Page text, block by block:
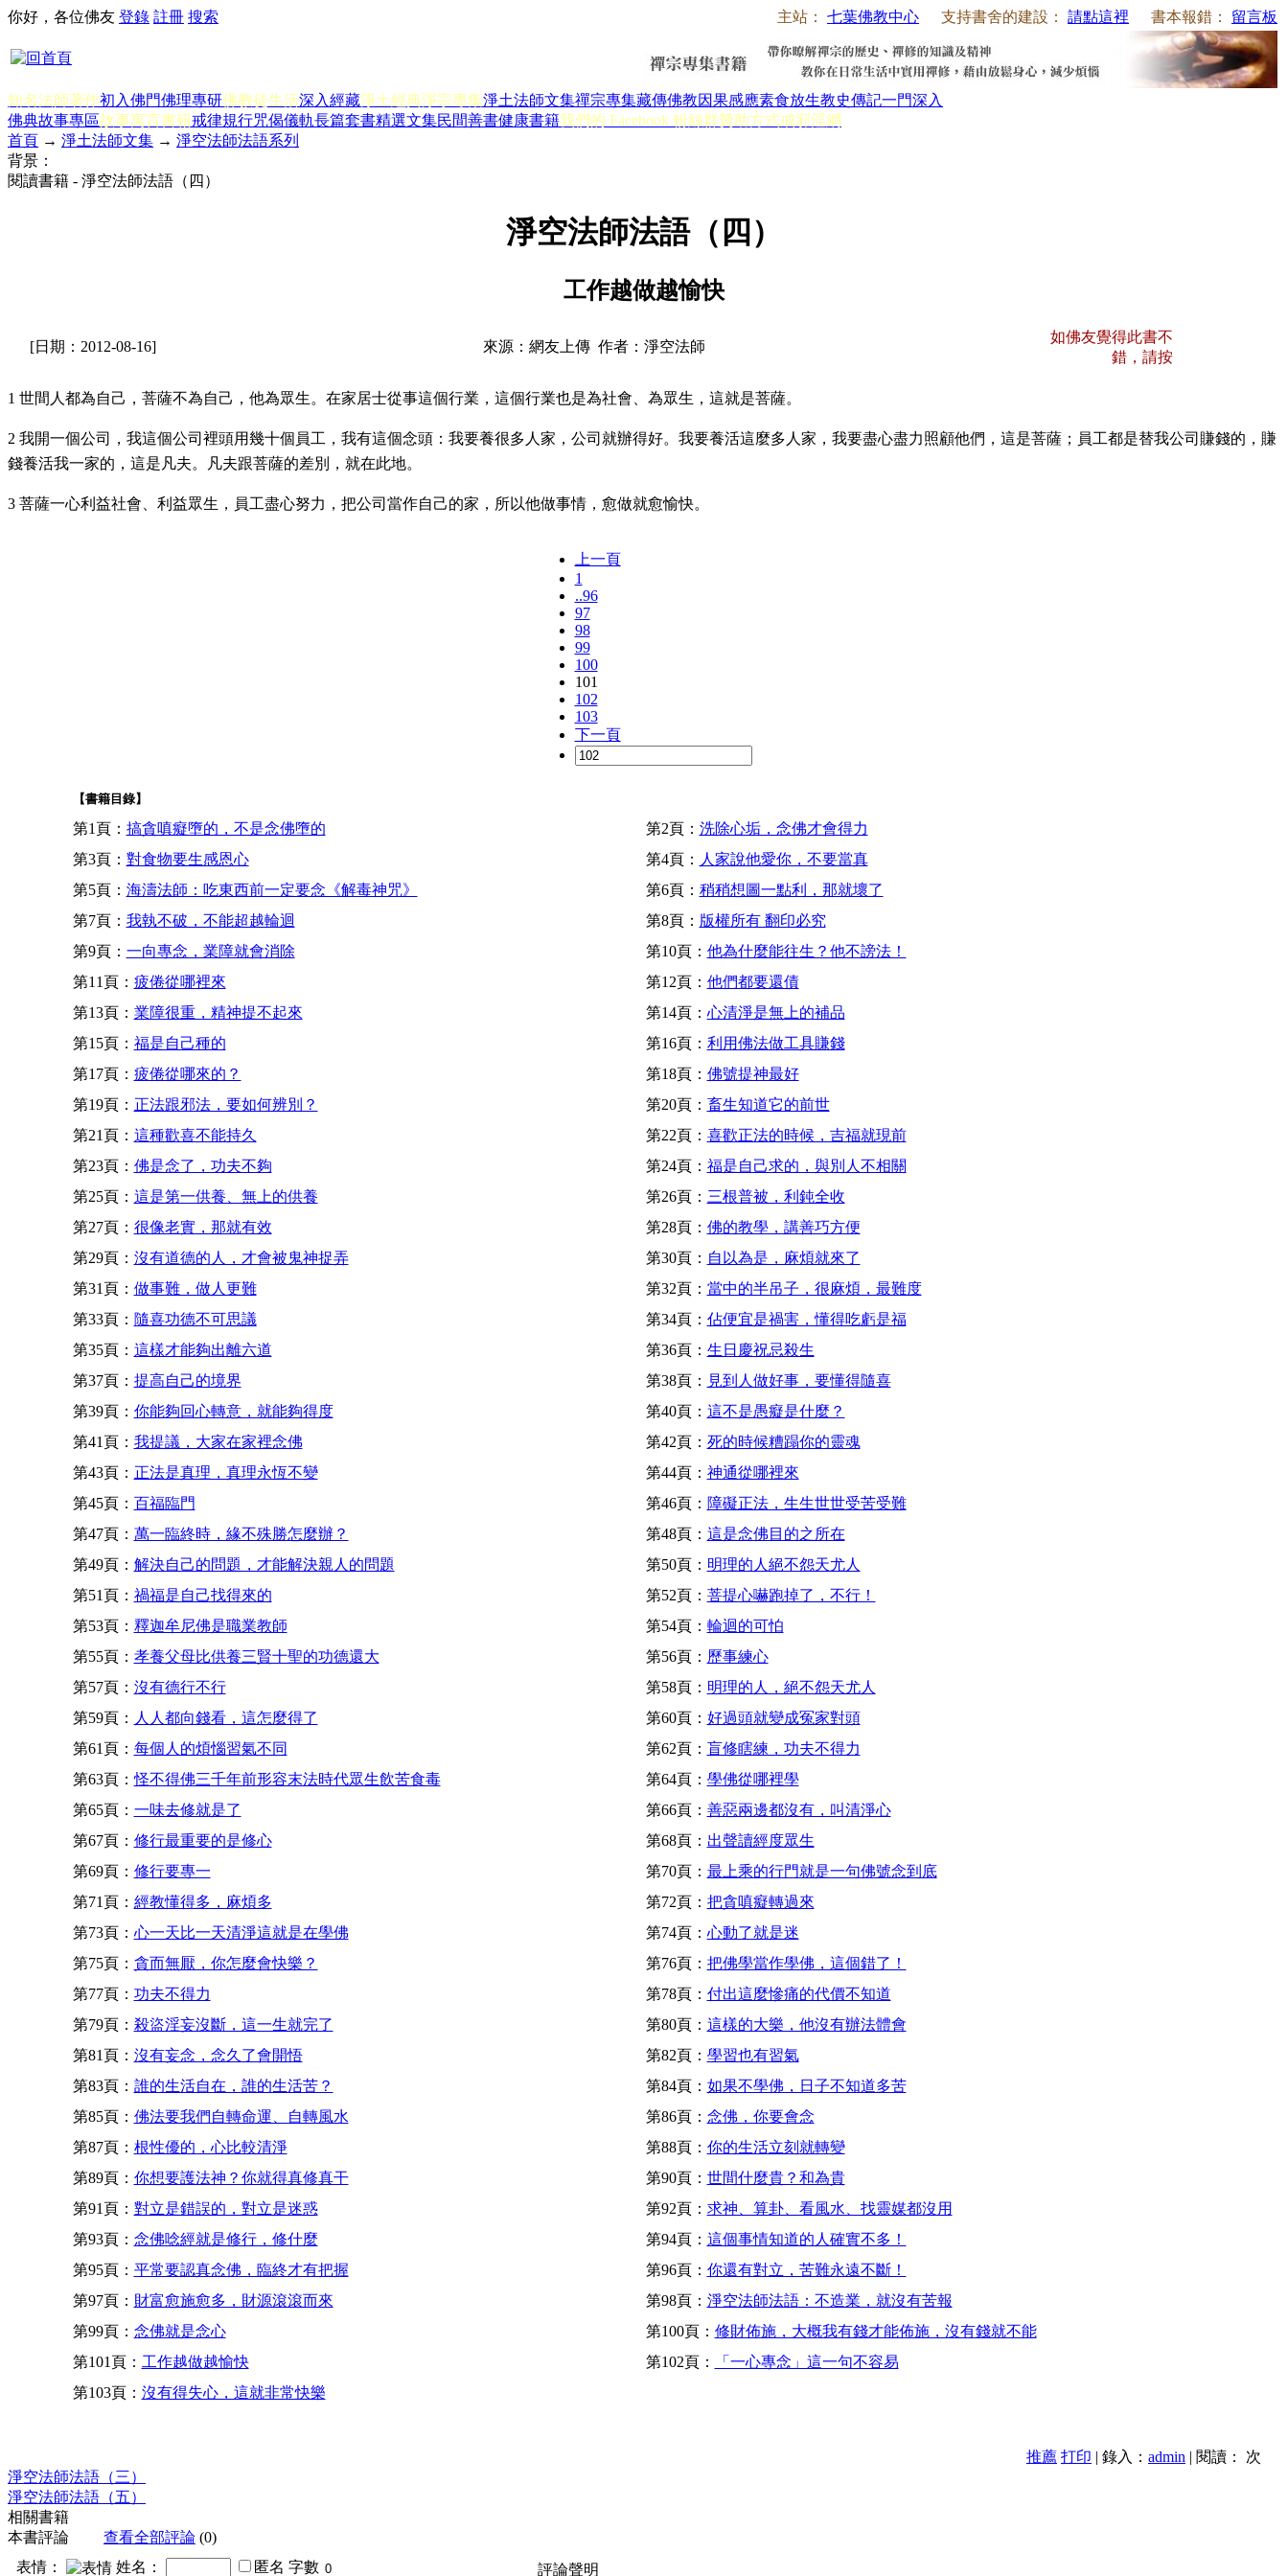
主站： 七葉佛教中心 支持書舍的建設： 請點這裡 書本報錯： 留言板
你好，各位佛友 登錄 註冊 搜索
知名法師著作初入佛門佛理專研佛教徒生活深入經藏淨土經典淨宗專集淨土法師文集禪宗專集藏傳佛教因果感應素食放生教史傳記一門深入
佛典故事專區故事寓言書籍戒律規行咒偈儀軌長篇套書精選文集民間善書健康書籍我們的 Facebook 粉絲群贊助方式戒邪淫網
首頁 → 淨土法師文集 → 淨空法師法語系列
背景：
閱讀書籍 - 淨空法師法語（四）
淨空法師法語（四）
工作越做越愉快
[日期：2012-08-16] 來源：網友上傳 作者：淨空法師
如佛友覺得此書不
錯，請按
1 世間人都為自己，菩薩不為自己，他為眾生。在家居士從事這個行業，這個行業也是為社會、為眾生，這就是菩薩。
2 我開一個公司，我這個公司裡頭用幾十個員工，我有這個念頭：我要養很多人家，公司就辦得好。我要養活這麼多人家，我要盡心盡力照顧他們，這是菩薩；員工都是替我公司賺錢的，賺
錢養活我一家的，這是凡夫。凡夫跟菩薩的差別，就在此地。
3 菩薩一心利益社會、利益眾生，員工盡心努力，把公司當作自己的家，所以他做事情，愈做就愈愉快。
上一頁
1
..96
97
98
99
100
101
102
103
下一頁
【書籍目錄】
第1頁： 搞貪嗔癡墮的，不是念佛墮的 第2頁： 洗除心垢，念佛才會得力
第3頁： 對食物要生感恩心 第4頁： 人家說他愛你，不要當真
第5頁： 海濤法師：吃東西前一定要念《解毒神咒》 第6頁： 稍稍想圖一點利，那就壞了
第7頁： 我執不破，不能超越輪迴 第8頁： 版權所有 翻印必究
第9頁： 一向專念，業障就會消除 第10頁： 他為什麼能往生？他不謗法！
第11頁： 疲倦從哪裡來 第12頁： 他們都要還債
第13頁： 業障很重，精神提不起來 第14頁： 心清淨是無上的補品
第15頁： 福是自己種的 第16頁： 利用佛法做工具賺錢
第17頁： 疲倦從哪來的？ 第18頁： 佛號提神最好
第19頁： 正法跟邪法，要如何辨別？ 第20頁： 畜生知道它的前世
第21頁： 這種歡喜不能持久 第22頁： 喜歡正法的時候，吉福就現前
第23頁： 佛是念了，功夫不夠 第24頁： 福是自己求的，與別人不相關
第25頁： 這是第一供養、無上的供養 第26頁： 三根普被，利鈍全收
第27頁： 很像老實，那就有效 第28頁： 佛的教學，講善巧方便
第29頁： 沒有道德的人，才會被鬼神捉弄 第30頁： 自以為是，麻煩就來了
第31頁： 做事難，做人更難 第32頁： 當中的半吊子，很麻煩，最難度
第33頁： 隨喜功德不可思議 第34頁： 佔便宜是禍害，懂得吃虧是福
第35頁： 這樣才能夠出離六道 第36頁： 生日慶祝忌殺生
第37頁： 提高自己的境界 第38頁： 見到人做好事，要懂得隨喜
第39頁： 你能夠回心轉意，就能夠得度 第40頁： 這不是愚癡是什麼？
第41頁： 我提議，大家在家裡念佛 第42頁： 死的時候糟蹋你的靈魂
第43頁： 正法是真理，真理永恆不變 第44頁： 神通從哪裡來
第45頁： 百福臨門 第46頁： 障礙正法，生生世世受苦受難
第47頁： 萬一臨終時，緣不殊勝怎麼辦？ 第48頁： 這是念佛目的之所在
第49頁： 解決自己的問題，才能解決親人的問題 第50頁： 明理的人絕不怨天尤人
第51頁： 禍福是自己找得來的 第52頁： 菩提心嚇跑掉了，不行！
第53頁： 釋迦牟尼佛是職業教師 第54頁： 輪迴的可怕
第55頁： 孝養父母比供養三賢十聖的功德還大 第56頁： 歷事練心
第57頁： 沒有德行不行 第58頁： 明理的人，絕不怨天尤人
第59頁： 人人都向錢看，這怎麼得了 第60頁： 好過頭就變成冤家對頭
第61頁： 每個人的煩惱習氣不同 第62頁： 盲修瞎練，功夫不得力
第63頁：怪不得佛三千年前形容末法時代眾生飲苦食毒 第64頁： 學佛從哪裡學
第65頁： 一味去修就是了 第66頁： 善惡兩邊都沒有，叫清淨心
第67頁： 修行最重要的是修心 第68頁： 出聲讀經度眾生
第69頁： 修行要專一 第70頁： 最上乘的行門就是一句佛號念到底
第71頁： 經教懂得多，麻煩多 第72頁： 把貪嗔癡轉過來
第73頁： 心一天比一天清淨這就是在學佛 第74頁： 心動了就是迷
第75頁： 貪而無厭，你怎麼會快樂？ 第76頁： 把佛學當作學佛，這個錯了！
第77頁： 功夫不得力 第78頁： 付出這麼慘痛的代價不知道
第79頁： 殺盜淫妄沒斷，這一生就完了 第80頁： 這樣的大樂，他沒有辦法體會
第81頁： 沒有妄念，念久了會開悟 第82頁： 學習也有習氣
第83頁： 誰的生活自在，誰的生活苦？ 第84頁： 如果不學佛，日子不知道多苦
第85頁： 佛法要我們自轉命運、自轉風水 第86頁： 念佛，你要會念
第87頁： 根性優的，心比較清淨 第88頁： 你的生活立刻就轉變
第89頁： 你想要護法神？你就得真修真干 第90頁： 世間什麼貴？和為貴
第91頁： 對立是錯誤的，對立是迷惑 第92頁： 求神、算卦、看風水、找靈媒都沒用
第93頁： 念佛唸經就是修行，修什麼 第94頁： 這個事情知道的人確實不多！
第95頁： 平常要認真念佛，臨終才有把握 第96頁： 你還有對立，苦難永遠不斷！
第97頁： 財富愈施愈多，財源滾滾而來 第98頁： 淨空法師法語：不造業，就沒有苦報
第99頁： 念佛就是念心 第100頁： 修財佈施，大概我有錢才能佈施，沒有錢就不能
第101頁： 工作越做越愉快 第102頁：
「一心專念」這一句不容易
第103頁： 沒有得失心，這就非常快樂
推薦 打印 | 錄入： admin | 閱讀：
次
淨空法師法語（三）
淨空法師法語（五）
相關書籍
本書評論
查看全部評論 (0)
表情：
姓名： 匿名 字數 評論聲明